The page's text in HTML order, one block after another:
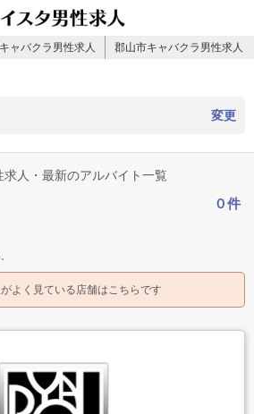
ャバクラ男性求人 郡山市キャバクラ男性求人
変更
人・最新のアルバイト一覧
０件
よく見ている店舗はこちらです